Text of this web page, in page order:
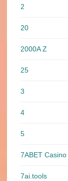
2
20
2000A Z
25
3
4
5
7ABET Casino
7ai.tools